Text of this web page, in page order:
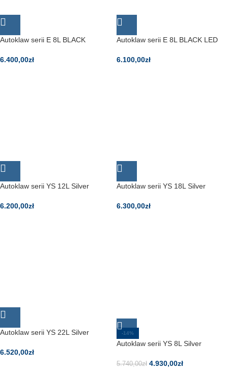
Autoklaw serii E 8L BLACK
6.400,00zł
Autoklaw serii E 8L BLACK LED
6.100,00zł
Autoklaw serii YS 12L Silver
6.200,00zł
Autoklaw serii YS 18L Silver
6.300,00zł
Autoklaw serii YS 22L Silver
6.520,00zł
-14%
Autoklaw serii YS 8L Silver
5.740,00zł 4.930,00zł